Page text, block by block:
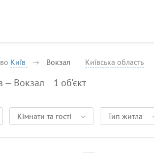
Київ Вокзал Київська область
— Вокзал 1 об'єкт
Кімнати та гості Тип житла